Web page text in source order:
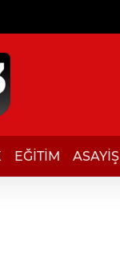
EĞİTİM ASAYİŞ